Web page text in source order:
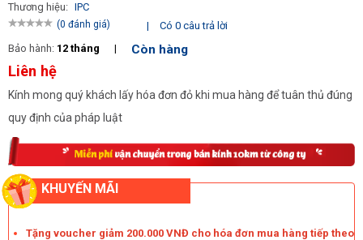
Thương hiệu: IPC
(0 đánh giá) |
Có 0 câu trả lời
Bảo hành: 12 tháng | Còn hàng
Liên hệ
Kính mong quý khách lấy hóa đơn đỏ khi mua hàng để tuân thủ đúng
quy định của pháp luật
KHUYẾN MÃI
Tặng voucher giảm 200.000 VNĐ cho hóa đơn mua hàng tiếp theo